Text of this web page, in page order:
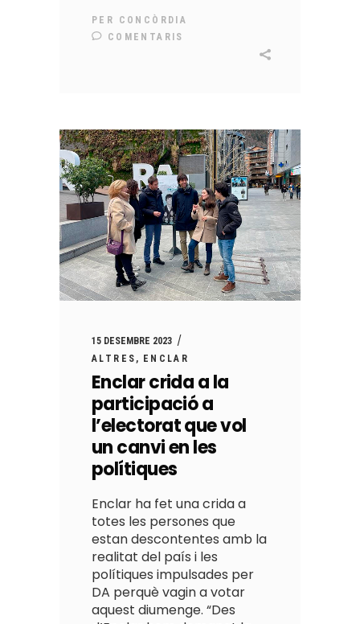
PER CONCÒRDIA
COMENTARIS
15 DESEMBRE 2023
ALTRES
ENCLAR
Enclar crida a la
participació a
l’electorat que vol
un canvi en les
polítiques
Enclar ha fet una crida a
totes les persones que
estan descontentes amb la
realitat del país i les
polítiques impulsades per
DA perquè vagin a votar
aquest diumenge. “Des